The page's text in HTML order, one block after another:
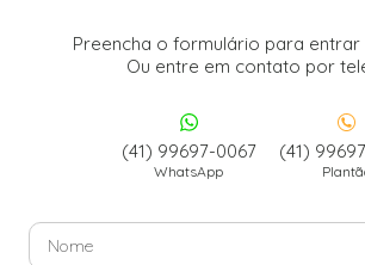
Preencha o formulário para
Ou entre em contato por
(41) 99697-0067
WhatsApp
(41)